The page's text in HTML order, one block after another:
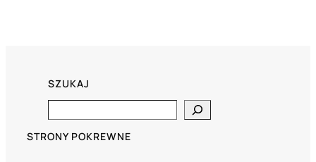
SZUKAJ
STRONY POKREWNE